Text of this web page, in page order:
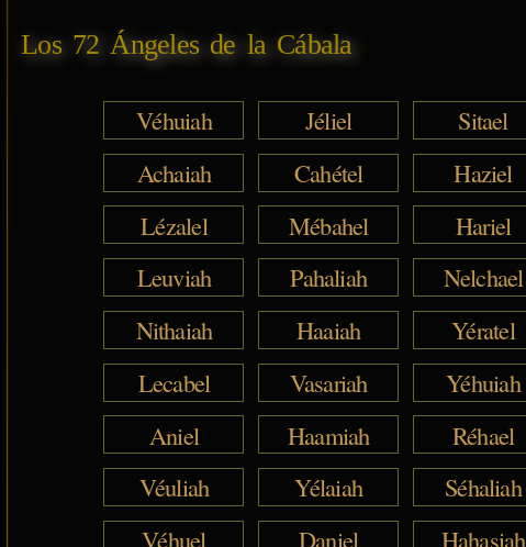
Los 72 Ángeles de la Cábala
Véhuiah Jéliel Sitael
Achaiah
Cahétel Haziel
Lézalel
Mébahel Hariel
Leuviah
Pahaliah Nelchael
Nithaiah
Haaiah Yératel
Lecabel
Vasariah Yéhuiah
Aniel
Haamiah Réhael
Véuliah
Yélaiah Séhaliah
Véhuel
Daniel Hahasiah